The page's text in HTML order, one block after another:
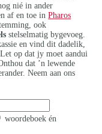
nié in ander
af en toe inPharos
ook
stelselmatig bygevoeg.
en vind dit dadelik,
op dat jy moet aandui
dat ’n lewende
Neem aan ons
woordeboek én